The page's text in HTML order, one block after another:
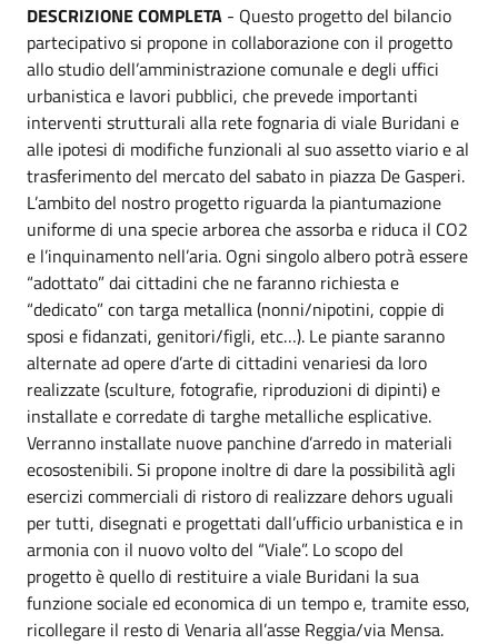
DESCRIZIONE COMPLETA - Questo progetto del bilancio
partecipativo si propone in collaborazione con il progetto
allo studio dell’amministrazione comunale e degli uffici
urbanistica e lavori pubblici, che prevede importanti
interventi strutturali alla rete fognaria di viale Buridani e
alle ipotesi di modifiche funzionali al suo assetto viario e al
trasferimento del mercato del sabato in piazza De Gasperi.
L’ambito del nostro progetto riguarda la piantumazione
uniforme di una specie arborea che assorba e riduca il CO2
e l’inquinamento nell’aria. Ogni singolo albero potrà essere
“adottato” dai cittadini che ne faranno richiesta e
“dedicato” con targa metallica (nonni/nipotini, coppie di
sposi e fidanzati, genitori/figli, etc…). Le piante saranno
alternate ad opere d’arte di cittadini venariesi da loro
realizzate (sculture, fotografie, riproduzioni di dipinti) e
installate e corredate di targhe metalliche esplicative.
Verranno installate nuove panchine d’arredo in materiali
ecosostenibili. Si propone inoltre di dare la possibilità agli
esercizi commerciali di ristoro di realizzare dehors uguali
per tutti, disegnati e progettati dall’ufficio urbanistica e in
armonia con il nuovo volto del “Viale”. Lo scopo del
progetto è quello di restituire a viale Buridani la sua
funzione sociale ed economica di un tempo e, tramite esso,
ricollegare il resto di Venaria all’asse Reggia/via Mensa.